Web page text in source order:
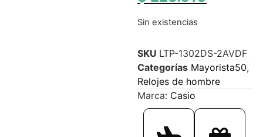
Sin existencias
SKU LTP-1302DS-2AVDF
Categorías Mayorista50,
Relojes de hombre
Marca: Casio